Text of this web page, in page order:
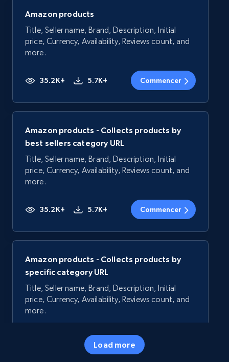
Amazon products
Title, Seller name, Brand, Description, Initial
price, Currency, Availability, Reviews count, and
more.
35.2K+ 5.7K+ Commencer
Amazon products - Collects products by
best sellers category URL
Title, Seller name, Brand, Description, Initial
price, Currency, Availability, Reviews count, and
more.
35.2K+ 5.7K+ Commencer
Amazon products - Collects products by
specific category URL
Title, Seller name, Brand, Description, Initial
price, Currency, Availability, Reviews count, and
more.
5.7K+ Commencer
Load more